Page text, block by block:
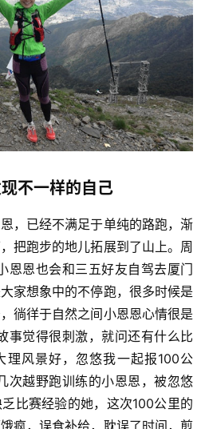
不一样的自己
，已经不满足于单纯的路跑，渐
把跑步的地儿拓展到了山上。周
恩恩也会和三五好友自驾去厦门
家想象中的不停跑，很多时候是
徜徉于自然之间小恩恩心情很是
事觉得很刺激，就问还有什么比
理风景好，忽悠我一起报100公
次越野跑训练的小恩恩，被忽悠
比赛经验的她，这次100公里的
疯，误食补给，耽误了时间，煎